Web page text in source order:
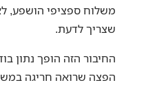
משלוח ספציפי הושפע,
שצריך לדעת.
החיבור הזה הופך נתון
הפצה שרואה חריגה